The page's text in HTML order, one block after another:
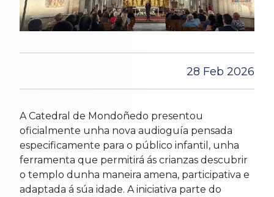
28 Feb 2026
A Catedral de Mondoñedo presentou
oficialmente unha nova audioguía pensada
especificamente para o público infantil, unha
ferramenta que permitirá ás crianzas descubrir
o templo dunha maneira amena, participativa e
adaptada á súa idade. A iniciativa parte do